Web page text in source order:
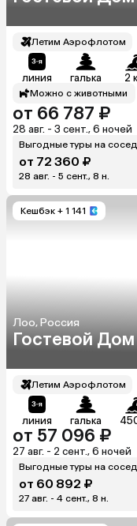
Летим Аэрофлотом
линия галька 2
Можно с животными
от 66 787 ₽
28 авг. - 3 сент., 6 ночей
Выгодные туры на
от 72 360 ₽
28 авг. - 5 сент., 8 н.
Кешбэк + 1 141
Лоо, Россия
Гостевой
Летим Аэрофлотом
линия галька
от 57 096 ₽
27 авг. - 2 сент., 6 ночей
Выгодные туры на
от 60 892 ₽
27 авг. - 4 сент., 8 н.